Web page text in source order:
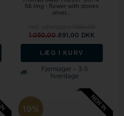
56 ring - flower with stones
silver...
1.050,00891,00 DKK
LÆG I KURV
Fjernlager - 3-5
hverdage
19%